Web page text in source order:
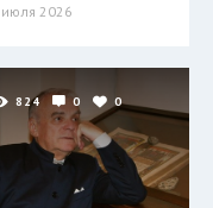
июля 2026
824 0 0